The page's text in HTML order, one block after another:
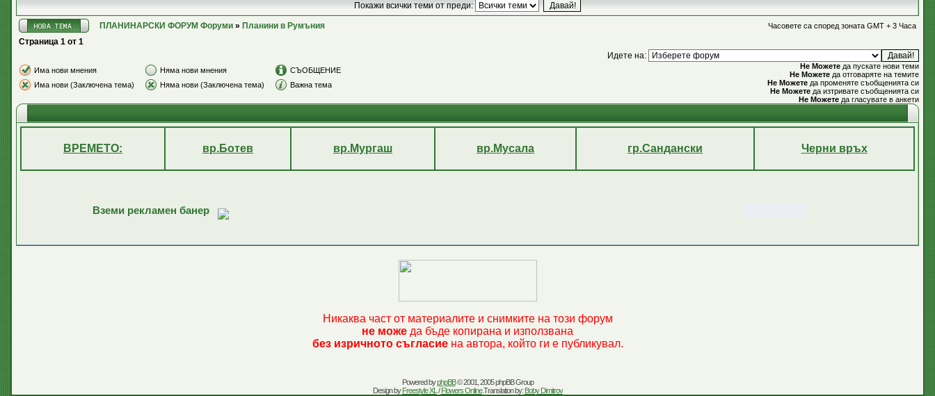
Покажи всички теми от преди:
ПЛАНИНАРСКИ ФОРУМ Форуми » Планини в Румъния Часовете са според зоната GMT + 3 Часа
Страница 1 от 1
Идете на:
Има нови мнения Няма нови мнения
СЪОБЩЕНИЕ
Има нови (Заключена тема)
Няма нови (Заключена тема) Важна тема
Не Можете да пускате нови теми
Не Можете да отговаряте на темите
Не Можете да променяте съобщенията си
Не Можете да изтривате съобщенията си
Не Можете да гласувате в анкети
ВРЕМЕТО: вр.Ботев вр.Мургаш вр.Мусала гр.Сандански Черни връх
Вземи рекламен банер
Никаква част от материалите и снимките на този форум
не може да бъде копирана и използвана
без изричното съгласиена автора, който ги е публикувал.
Powered byphpBB© 2001, 2005 phpBB Group
Design byFreestyle XL /Flowers Online.Translation by: Boby Dimitrov